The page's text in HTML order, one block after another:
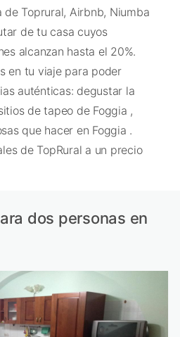
Toprural, Airbnb, Niumba
de tu casa cuyos
alcanzan hasta el 20%.
en tu viaje para poder
auténticas: degustar la
de tapeo de Foggia ,
que hacer en Foggia .
de TopRural a un precio
dos personas en